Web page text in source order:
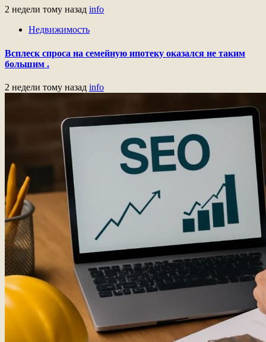
2 недели тому назад info
Недвижимость
Всплеск спроса на семейную ипотеку оказался не таким
большим .
2 недели тому назад info